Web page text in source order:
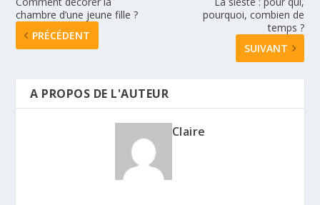
chambre d’une jeune fille ?
PRÉCÉDENT
pourquoi, combien de
temps ?
SUIVANT
A PROPOS DE L'AUTEUR
Claire